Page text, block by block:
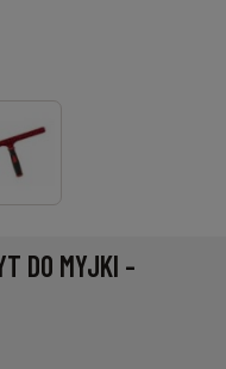
DO MYJKI -